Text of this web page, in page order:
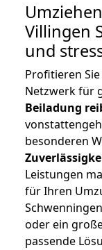
Villingen
und
Profitieren
Netzwerk für
Beiladung
besonderen
Leistungen
für Ihren
oder ein
passende